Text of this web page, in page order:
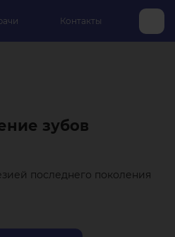
Контакты
зубов
последнего поколения